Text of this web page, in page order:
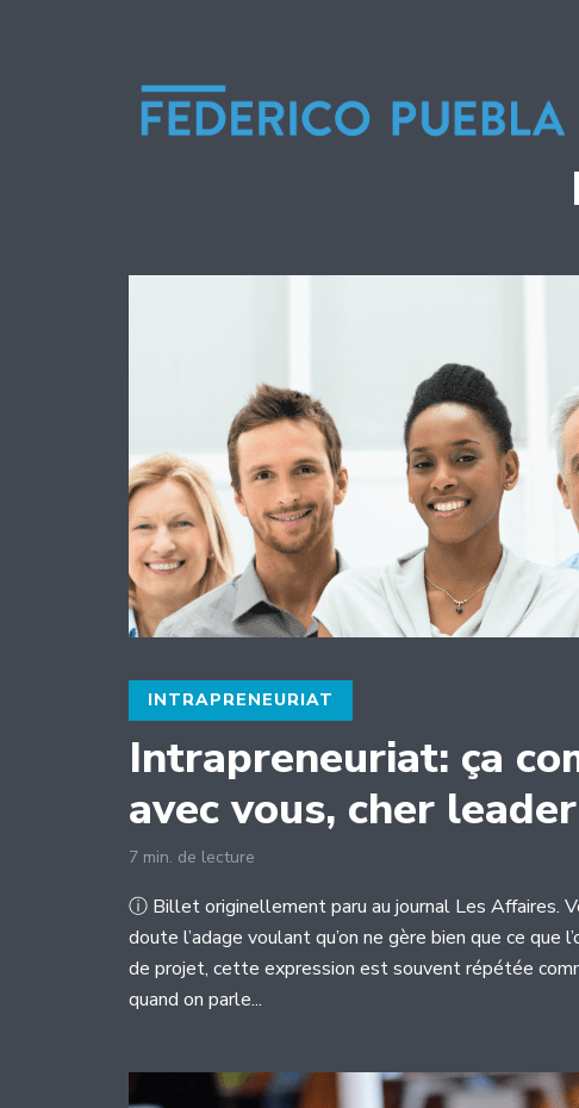
INTRAPRENEURIAT
Intrapreneuriat: ça
avec vous, cher
7 min. de lecture
ⓘ Billet originellement paru au journal Les Affaires.
doute l’adage voulant qu’on ne gère bien que ce que
de projet, cette expression est souvent répétée
quand on parle...